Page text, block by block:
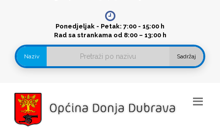
Ponedjeljak - Petak: 7:00 - 15:00 h
Rad sa strankama od 8:00 – 13:00 h
Naziv Sadržaj